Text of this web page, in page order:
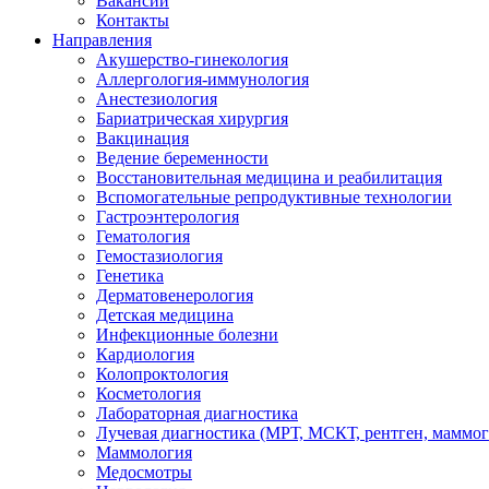
Контакты
Направления
Акушерство-гинекология
Аллергология-иммунология
Анестезиология
Бариатрическая хирургия
Вакцинация
Ведение беременности
Восстановительная медицина и реабилитация
Вспомогательные репродуктивные технологии
Гастроэнтерология
Гематология
Гемостазиология
Генетика
Дерматовенерология
Детская медицина
Инфекционные болезни
Кардиология
Колопроктология
Косметология
Лабораторная диагностика
Лучевая диагностика (МРТ, МСКТ, рентген,
Маммология
Медосмотры